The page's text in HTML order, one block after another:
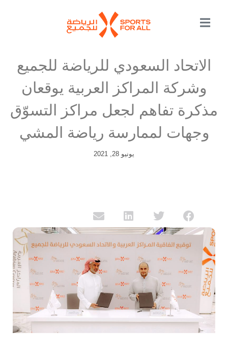
الاتحاد السعودي للرياضة للجميع
وشركة المراكز العربية يوقعان
مذكرة تفاهم لجعل مراكز التسوّق
وجهات لممارسة رياضة المشي
يونيو 28, 2021